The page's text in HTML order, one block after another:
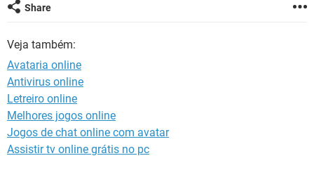
OUTLOOK
GUIA DE COMPRAS
Share
Veja também:
Avataria online
Antivirus online
Letreiro online
Melhores jogos online
Jogos de chat online com avatar
Assistir tv online grátis no pc